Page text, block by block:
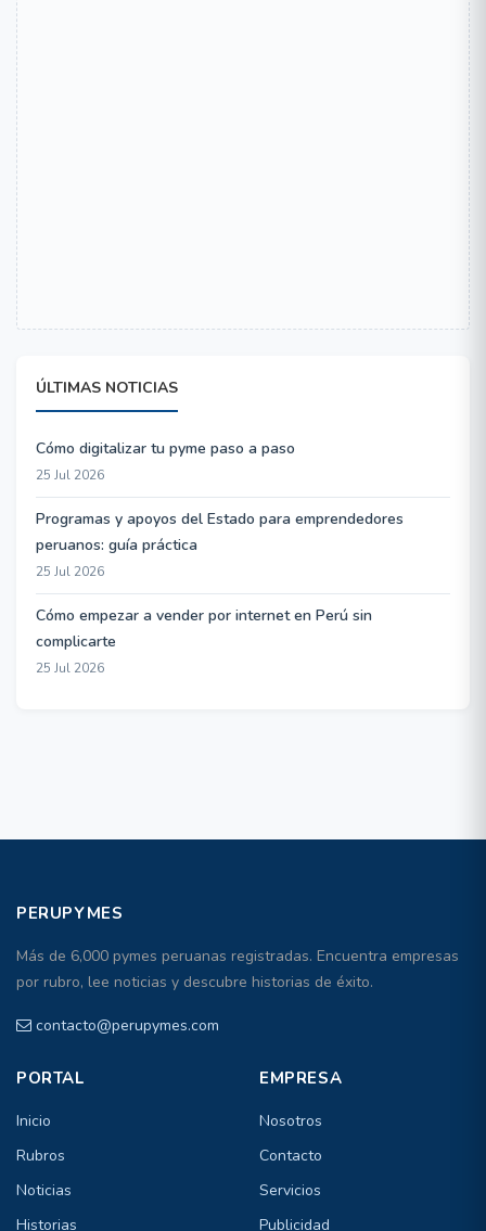
ÚLTIMAS NOTICIAS
Cómo digitalizar tu pyme paso a paso
25 Jul 2026
Programas y apoyos del Estado para emprendedores
peruanos: guía práctica
25 Jul 2026
Cómo empezar a vender por internet en Perú sin
complicarte
25 Jul 2026
PERUPYMES
Más de 6,000 pymes peruanas registradas. Encuentra empresas
por rubro, lee noticias y descubre historias de éxito.
contacto@perupymes.com
PORTAL
Inicio
Rubros
Noticias
Historias
EMPRESA
Nosotros
Contacto
Servicios
Publicidad